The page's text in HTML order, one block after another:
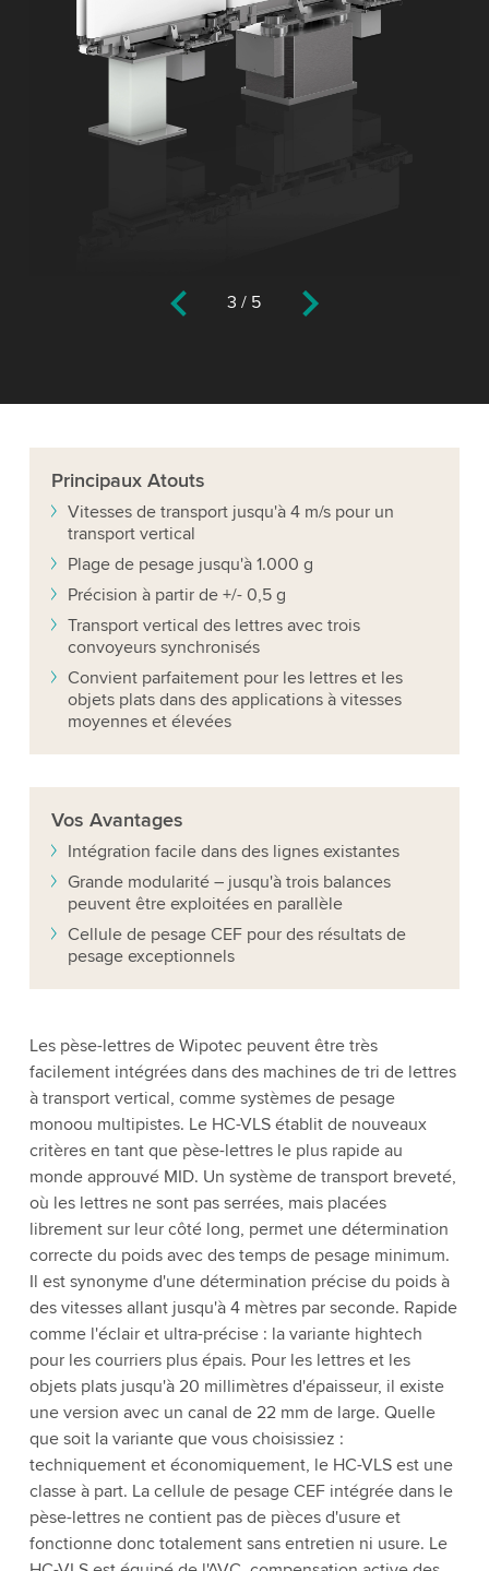
3 / 5
Principaux Atouts
Vitesses de transport jusqu'à 4 m/s pour un
transport vertical
Plage de pesage jusqu'à 1.000 g
Précision à partir de +/- 0,5 g
Transport vertical des lettres avec trois
convoyeurs synchronisés
Convient parfaitement pour les lettres et les
objets plats dans des applications à vitesses
moyennes et élevées
Vos Avantages
Intégration facile dans des lignes existantes
Grande modularité – jusqu'à trois balances
peuvent être exploitées en parallèle
Cellule de pesage CEF pour des résultats de
pesage exceptionnels
Les pèse-lettres de Wipotec peuvent être très
facilement intégrées dans des machines de tri de lettres
à transport vertical, comme systèmes de pesage
monoou multipistes. Le HC-VLS établit de nouveaux
critères en tant que pèse-lettres le plus rapide au
monde approuvé MID. Un système de transport breveté,
où les lettres ne sont pas serrées, mais placées
librement sur leur côté long, permet une détermination
correcte du poids avec des temps de pesage minimum.
Il est synonyme d'une détermination précise du poids à
des vitesses allant jusqu'à 4 mètres par seconde. Rapide
comme l'éclair et ultra-précise : la variante hightech
pour les courriers plus épais. Pour les lettres et les
objets plats jusqu'à 20 millimètres d'épaisseur, il existe
une version avec un canal de 22 mm de large. Quelle
que soit la variante que vous choisissiez :
techniquement et économiquement, le HC-VLS est une
classe à part. La cellule de pesage CEF intégrée dans le
pèse-lettres ne contient pas de pièces d'usure et
fonctionne donc totalement sans entretien ni usure. Le